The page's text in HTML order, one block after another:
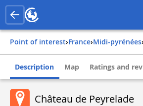
Point of interest› france› midi-pyrénées›
Description Map Ratings and
Château de Peyrelade